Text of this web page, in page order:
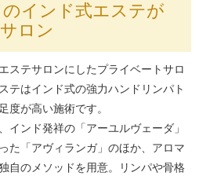
インド式エステが
ロン
ステサロンにしたプライベートサロ
テはインド式の強力ハンドリンパト
度が高い施術です。
インド発祥の「アーユルヴェーダ」
た「アヴィランガ」のほか、アロマ
自のメソッドを用意。リンパや骨格